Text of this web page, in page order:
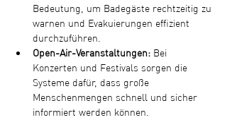
Bedeutung, um Badegäste rechtzeitig zu
warnen und Evakuierungen effizient
durchzuführen.
Open-Air-Veranstaltungen: Bei
Konzerten und Festivals sorgen die
Systeme dafür, dass große
Menschenmengen schnell und sicher
informiert werden können.